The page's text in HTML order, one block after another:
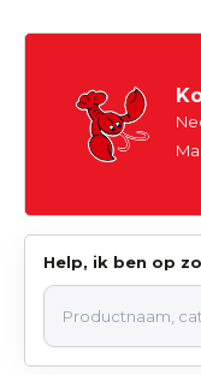
Help, ik ben op